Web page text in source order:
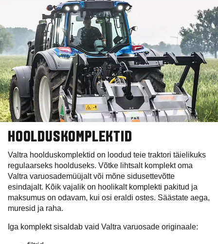
HOOLDUSKOMPLEKTID
Valtra hoolduskomplektid on loodud teie traktori täielikuks
regulaarseks hoolduseks. Võtke lihtsalt komplekt oma
Valtra varuosademüüjalt või mõne sidusettevõtte
esindajalt. Kõik vajalik on hoolikalt komplekti pakitud ja
maksumus on odavam, kui osi eraldi ostes. Säästate aega,
muresid ja raha.
Iga komplekt sisaldab vaid Valtra varuosade originaale: